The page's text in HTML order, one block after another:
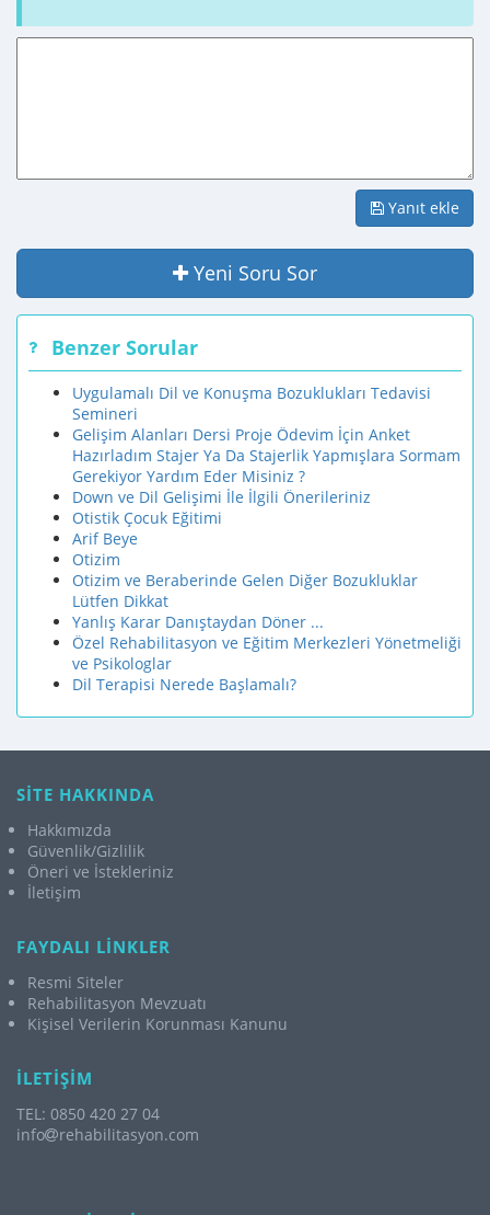
Yanıt ekle
Yeni Soru Sor
Benzer Sorular
Uygulamalı Dil ve Konuşma Bozuklukları Tedavisi
Semineri
Gelişim Alanları Dersi Proje Ödevim İçin Anket
Hazırladım Stajer Ya Da Stajerlik Yapmışlara Sormam
Gerekiyor Yardım Eder Misiniz ?
Down ve Dil Gelişimi İle İlgili Önerileriniz
Otistik Çocuk Eğitimi
Arif Beye
Otizim
Otizim ve Beraberinde Gelen Diğer Bozukluklar
Lütfen Dikkat
Yanlış Karar Danıştaydan Döner ...
Özel Rehabilitasyon ve Eğitim Merkezleri Yönetmeliği
ve Psikologlar
Dil Terapisi Nerede Başlamalı?
SİTE HAKKINDA
Hakkımızda
Güvenlik/Gizlilik
Öneri ve İstekleriniz
İletişim
FAYDALI LİNKLER
Resmi Siteler
Rehabilitasyon Mevzuatı
Kişisel Verilerin Korunması Kanunu
İLETİŞİM
TEL: 0850 420 27 04
info
rehabilitasyon.com